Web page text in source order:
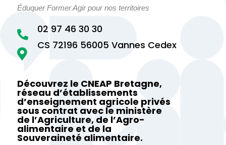
Éduquer Former Agir pour nos territoires


CS 72196 56005 Vannes Cedex
02 97 46 30 30
Découvrez le CNEAP Bretagne,
réseau d’établissements
d’enseignement agricole privés
sous contrat avec le ministère
de l’Agriculture, de l’Agro-
alimentaire et de la
Souveraineté alimentaire.